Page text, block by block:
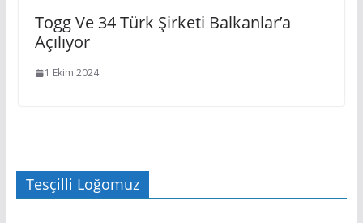
Togg Ve 34 Türk Şirketi Balkanlar’a
Açılıyor
1 Ekim 2024
Tesçilli Loğomuz